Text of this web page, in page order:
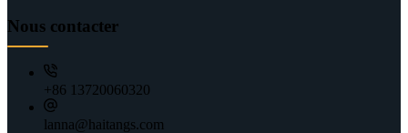
Nous contacter
+86 13720060320
lanna@haitangs.com